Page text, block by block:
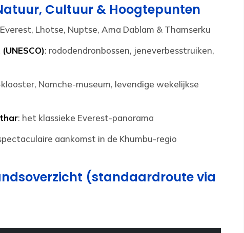
Cultuur & Hoogtepunten
Lhotse, Nuptse, Ama Dablam & Thamserku
: rododendronbossen, jeneverbesstruiken,
Namche-museum, levendige wekelijkse
: het klassieke Everest-panorama
aankomst in de Khumbu-regio
(standaardroute via